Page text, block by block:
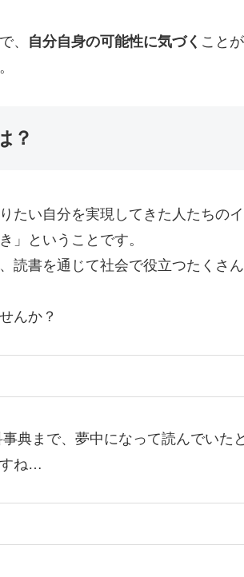
、 自分自身の可能性に気づく こと
？
い自分を実現してきた人たちの
」ということです。
読書を通じて社会で役立つたくさ
んか？
典まで、夢中になって読んでいた
すね…